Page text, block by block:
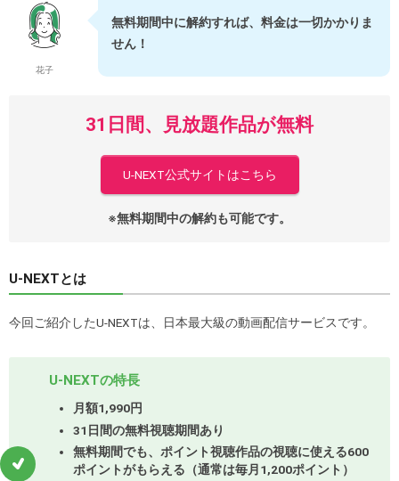
花子
無料期間中に解約すれば、料金は一切かかりま
せん！
31日間、見放題作品が無料
U-NEXT公式サイトはこちら
※無料期間中の解約も可能です。
U-NEXTとは
今回ご紹介したU-NEXTは、日本最大級の動画配信サービスです。
U-NEXTの特長
月額1,990円
31日間の無料視聴期間あり
無料期間でも、ポイント視聴作品の視聴に使える600
ポイントがもらえる（通常は毎月1,200ポイント）